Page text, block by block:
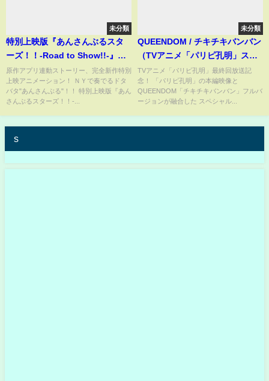
未分類
特別上映版『あんさんぶるスタ
ーズ！！-Road to Show!!-』
Blu-ray&DVD 発売告知PV
原作アプリ連動ストーリー、完全新作特別
上映アニメーション！ ＮＹで奏でるドタ
バタ"あんさんぶる"！！ 特別上映版『あん
さんぶるスターズ！！-...
未分類
QUEENDOM / チキチキバンバン
（TVアニメ「パリピ孔明」スペ
シャルMV）
TVアニメ「パリピ孔明」最終回放送記
念！ 「パリピ孔明」の本編映像と
QUEENDOM「チキチキバンバン」フルバ
ージョンが融合した スペシャル...
s